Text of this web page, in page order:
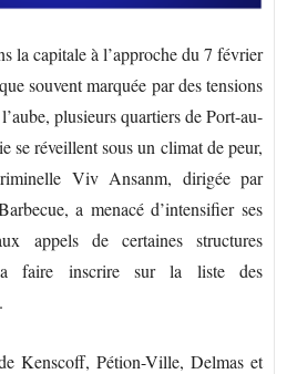
la capitale à l’approche du 7 février
souvent marquée par des tensions
plusieurs quartiers de Port-au-
se réveillent sous un climat de peur,
Viv Ansanm, dirigée par
a menacé d’intensifier ses
appels de certaines structures
faire inscrire sur la liste des
Kenscoff, Pétion-Ville, Delmas et